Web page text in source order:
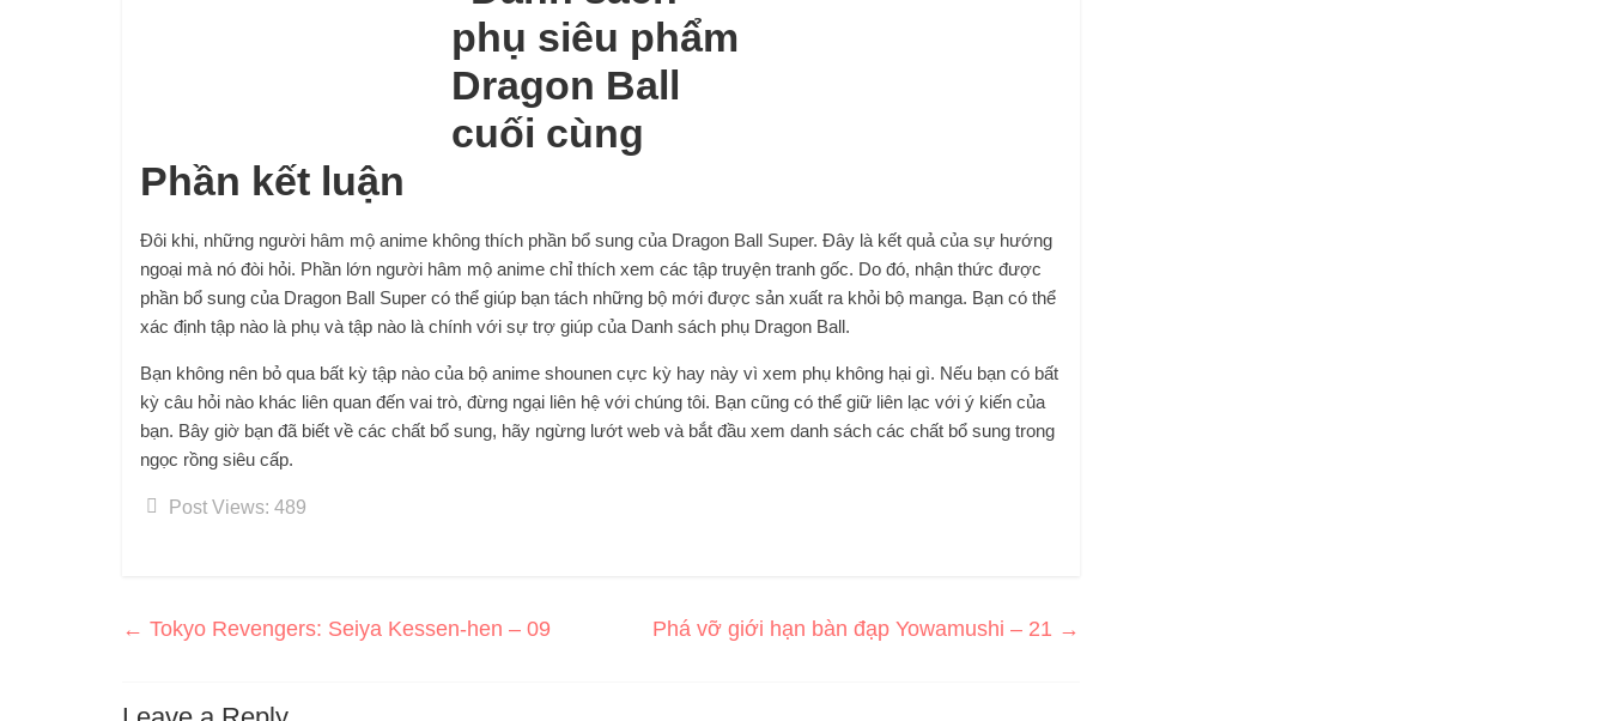
Phần kết luận
Đôi khi, những người hâm mộ anime không thích phần bổ sung của Dragon Ball Super. Đây là kết quả của sự hướng
ngoại mà nó đòi hỏi. Phần lớn người hâm mộ anime chỉ thích xem các tập truyện tranh gốc. Do đó, nhận thức được
phần bổ sung của Dragon Ball Super có thể giúp bạn tách những bộ mới được sản xuất ra khỏi bộ manga. Bạn có thể
xác định tập nào là phụ và tập nào là chính với sự trợ giúp của Danh sách phụ Dragon Ball.
Bạn không nên bỏ qua bất kỳ tập nào của bộ anime shounen cực kỳ hay này vì xem phụ không hại gì. Nếu bạn có bất
kỳ câu hỏi nào khác liên quan đến vai trò, đừng ngại liên hệ với chúng tôi. Bạn cũng có thể giữ liên lạc với ý kiến ​​​​của
bạn. Bây giờ bạn đã biết về các chất bổ sung, hãy ngừng lướt web và bắt đầu xem danh sách các chất bổ sung trong
ngọc rồng siêu cấp.
Post Views: 489
← Tokyo Revengers: Seiya Kessen-hen – 09 Phá vỡ giới hạn bàn đạp Yowamushi – 21 →